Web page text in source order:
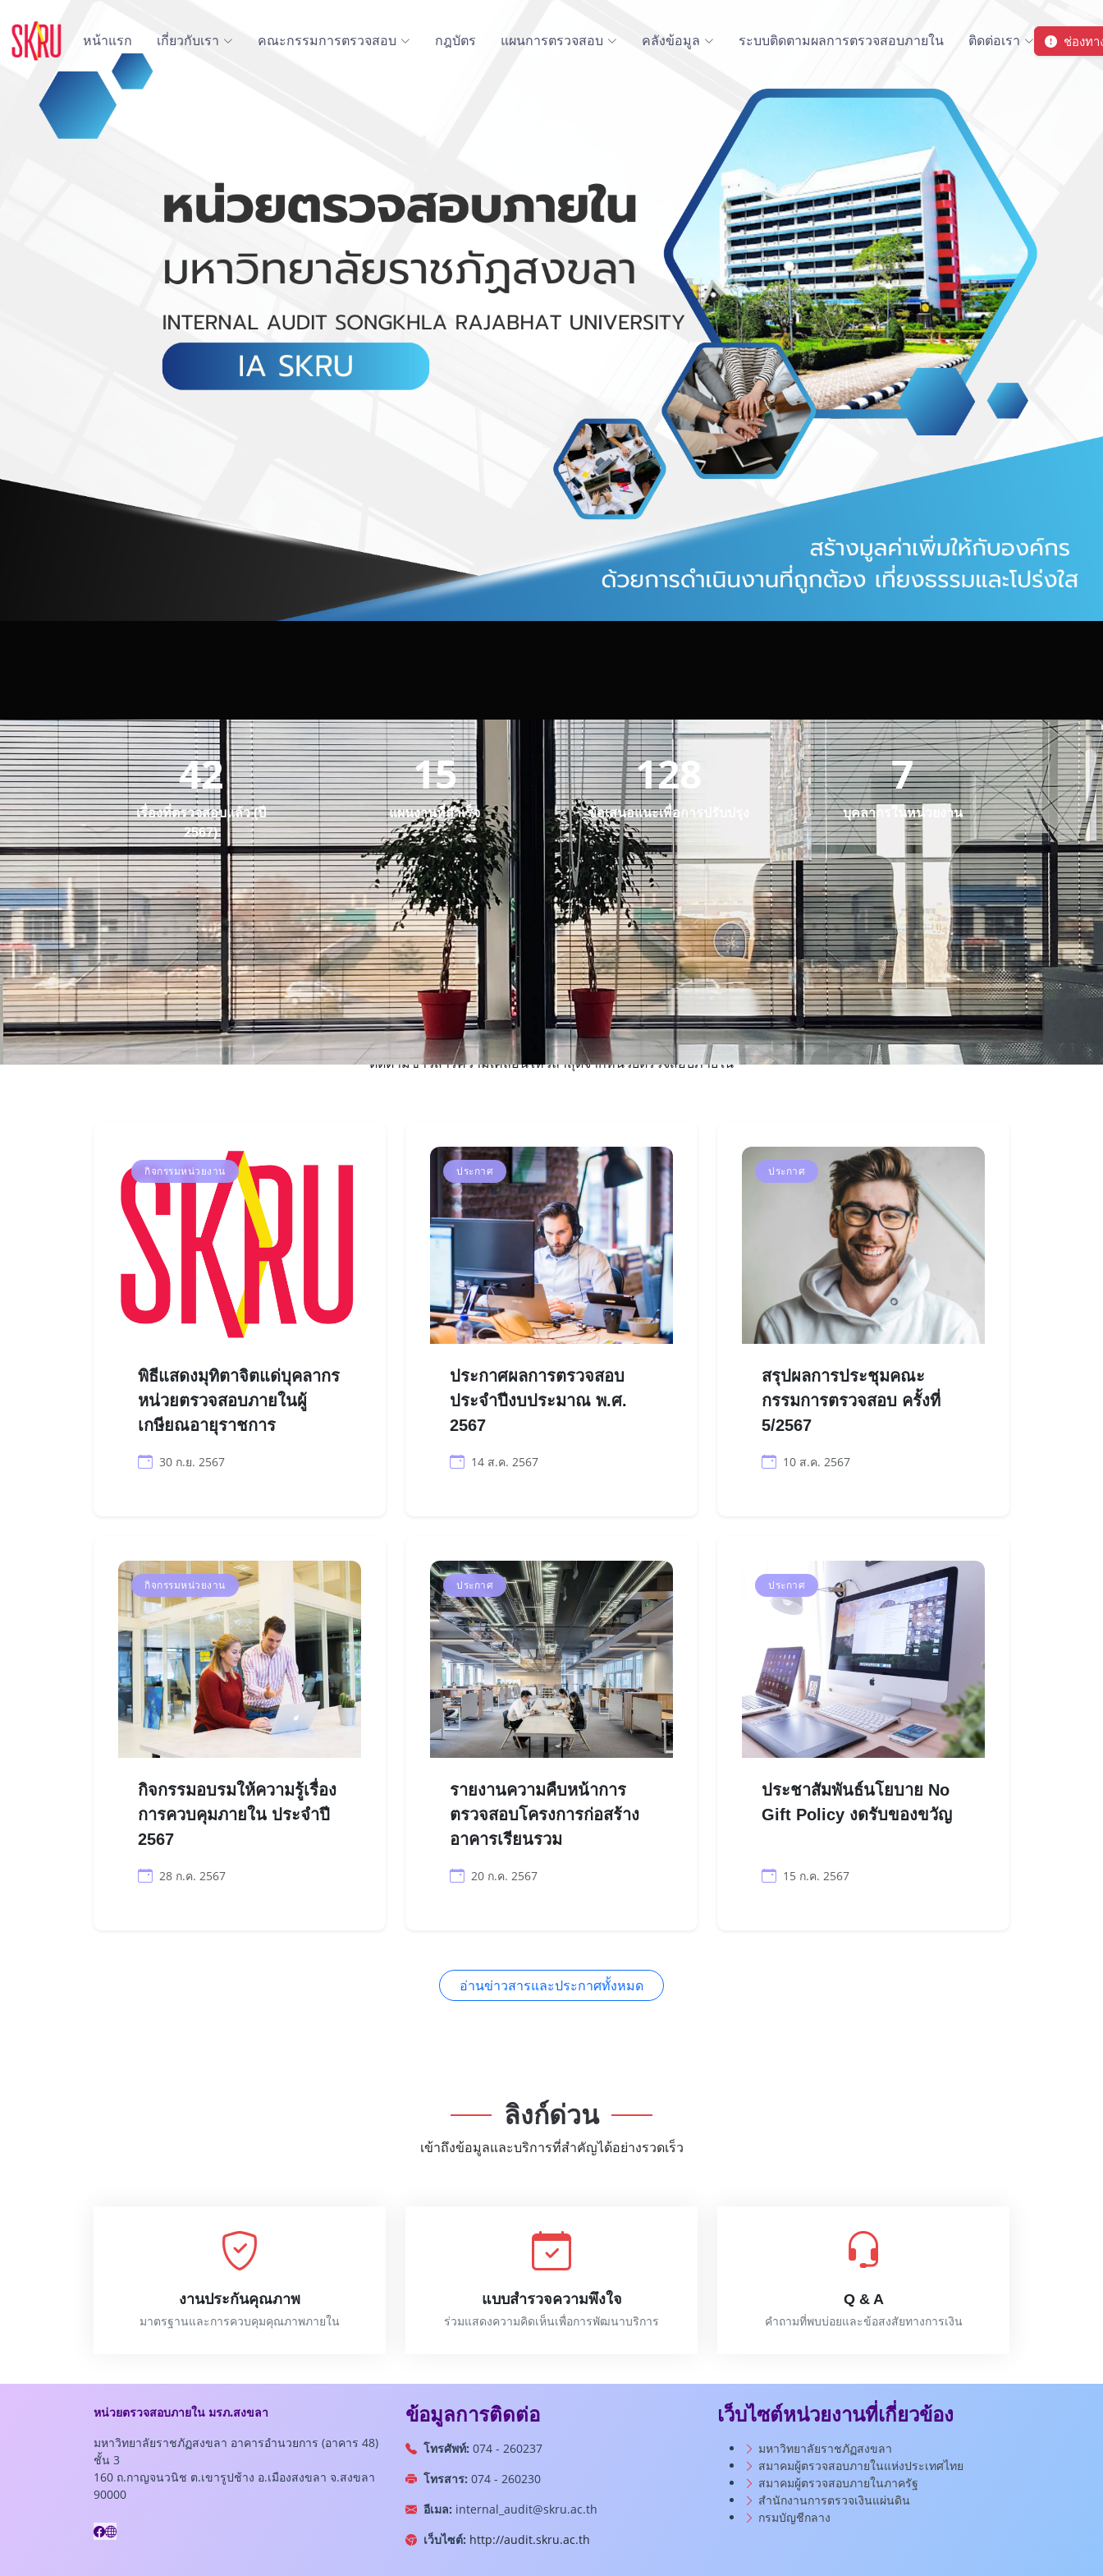
หน้าแรก เกี่ยวกับเรา คณะกรรมการตรวจสอบ กฎบัตร แผนการตรวจสอบ คลังข้อมูล ระบบติดตามผลการตรวจสอบภายใน ติดต่อเรา ช่องทา
42
เรื่องที่ตรวจสอบแล้ว (ปี
2567)
15
แผนงานที่สำเร็จ
128
ข้อเสนอแนะเพื่อการปรับปรุง
7
บุคลากรในหน่วยงาน
ข่าวสารและประกาศ
ติดตามข่าวสารความเคลื่อนไหวล่าสุดจากหน่วยตรวจสอบภายใน
กิจกรรมหน่วยงาน
พิธีแสดงมุทิตาจิตแด่บุคลากร
หน่วยตรวจสอบภายในผู้
เกษียณอายุราชการ
30 ก.ย. 2567
ประกาศ
ประกาศผลการตรวจสอบ
ประจำปีงบประมาณ พ.ศ.
2567
14 ส.ค. 2567
ประกาศ
สรุปผลการประชุมคณะ
กรรมการตรวจสอบ ครั้งที่
5/2567
10 ส.ค. 2567
กิจกรรมหน่วยงาน
กิจกรรมอบรมให้ความรู้เรื่อง
การควบคุมภายใน ประจำปี
2567
28 ก.ค. 2567
ประกาศ
รายงานความคืบหน้าการ
ตรวจสอบโครงการก่อสร้าง
อาคารเรียนรวม
20 ก.ค. 2567
ประกาศ
ประชาสัมพันธ์นโยบาย No
Gift Policy งดรับของขวัญ
15 ก.ค. 2567
อ่านข่าวสารและประกาศทั้งหมด
ลิงก์ด่วน
เข้าถึงข้อมูลและบริการที่สำคัญได้อย่างรวดเร็ว
งานประกันคุณภาพ
มาตรฐานและการควบคุมคุณภาพภายใน
แบบสำรวจความพึงใจ
ร่วมแสดงความคิดเห็นเพื่อการพัฒนาบริการ
Q & A
คำถามที่พบบ่อยและข้อสงสัยทางการเงิน
หน่วยตรวจสอบภายใน มรภ.สงขลา
มหาวิทยาลัยราชภัฏสงขลา อาคารอำนวยการ (อาคาร 48)
ชั้น 3
160 ถ.กาญจนวนิช ต.เขารูปช้าง อ.เมืองสงขลา จ.สงขลา
90000
ข้อมูลการติดต่อ
โทรศัพท์: 074 - 260237
โทรสาร: 074 - 260230
อีเมล: internal_audit@skru.ac.th
เว็บไซต์: http://audit.skru.ac.th
เว็บไซต์หน่วยงานที่เกี่ยวข้อง
มหาวิทยาลัยราชภัฏสงขลา
สมาคมผู้ตรวจสอบภายในแห่งประเทศไทย
สมาคมผู้ตรวจสอบภายในภาครัฐ
สำนักงานการตรวจเงินแผ่นดิน
กรมบัญชีกลาง